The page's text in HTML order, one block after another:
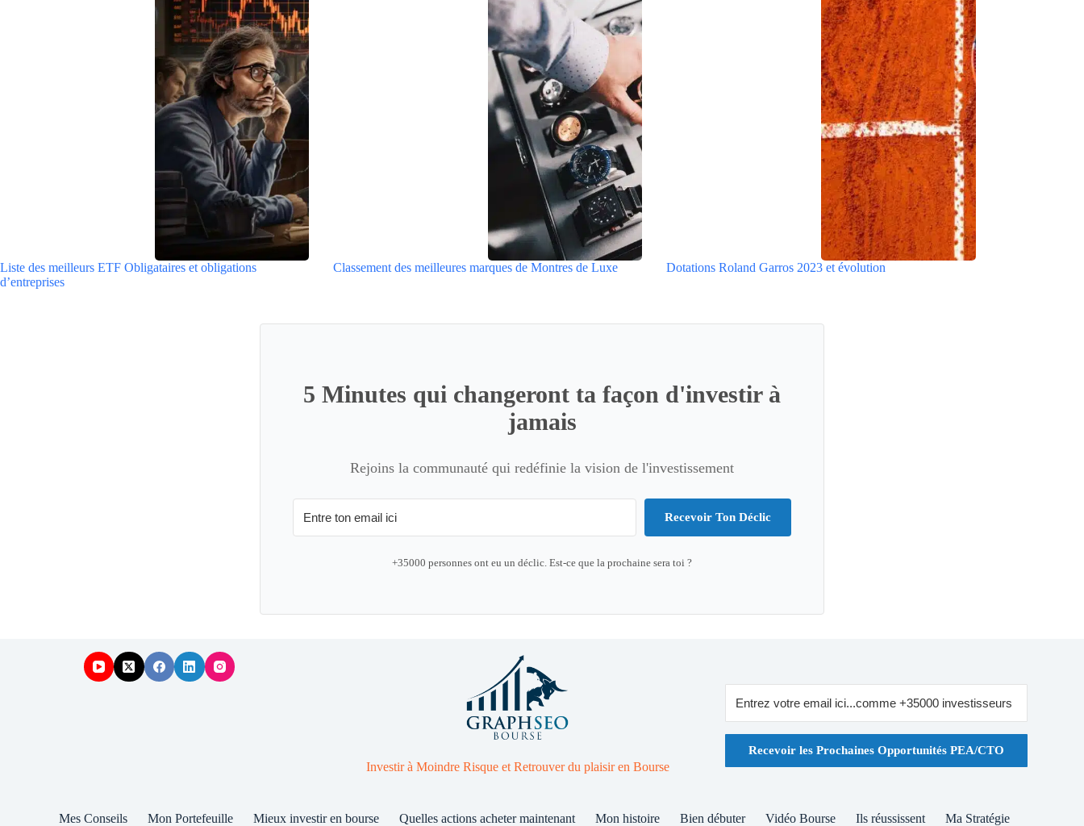
Liste des meilleurs ETF Obligataires et obligations
d’entreprises
Classement des meilleures marques de Montres de Luxe Dotations Roland Garros 2023 et évolution
5 Minutes qui changeront ta façon d'investir à
jamais
Rejoins la communauté qui redéfinie la vision de l'investissement
Recevoir Ton Déclic
+35000 personnes ont eu un déclic. Est-ce que la prochaine sera toi ?
Investir à Moindre Risque et Retrouver du plaisir en Bourse
Recevoir les Prochaines Opportunités PEA/CTO
Mes Conseils Mon Portefeuille Mieux investir en bourse Quelles actions acheter maintenant Mon histoire Bien débuter Vidéo Bourse Ils réussissent Ma Stratégie